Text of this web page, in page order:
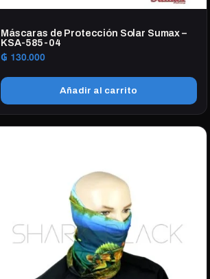
Máscaras de Protección Solar Sumax –
KSA-585-04
₲ 130.000
Añadir al carrito